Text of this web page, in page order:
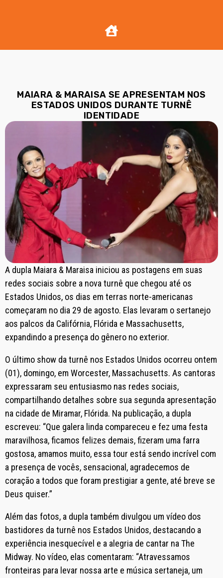
MAIARA & MARAISA SE APRESENTAM NOS
ESTADOS UNIDOS DURANTE TURNÊ
IDENTIDADE
A dupla Maiara & Maraisa iniciou as postagens em suas
redes sociais sobre a nova turnê que chegou até os
Estados Unidos, os dias em terras norte-americanas
começaram no dia 29 de agosto. Elas levaram o sertanejo
aos palcos da Califórnia, Flórida e Massachusetts,
expandindo a presença do gênero no exterior.
O último show da turnê nos Estados Unidos ocorreu ontem
(01), domingo, em Worcester, Massachusetts. As cantoras
expressaram seu entusiasmo nas redes sociais,
compartilhando detalhes sobre sua segunda apresentação
na cidade de Miramar, Flórida. Na publicação, a dupla
escreveu: “Que galera linda compareceu e fez uma festa
maravilhosa, ficamos felizes demais, fizeram uma farra
gostosa, amamos muito, essa tour está sendo incrível com
a presença de vocês, sensacional, agradecemos de
coração a todos que foram prestigiar a gente, até breve se
Deus quiser.”
Além das fotos, a dupla também divulgou um vídeo dos
bastidores da turnê nos Estados Unidos, destacando a
experiência inesquecível e a alegria de cantar na The
Midway. No vídeo, elas comentaram: “Atravessamos
fronteiras para levar nossa arte e música sertaneja, um